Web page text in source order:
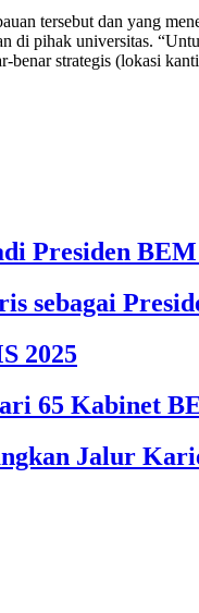
tersebut dan yang
di pihak universitas.
benar strategis (lokasi
Presiden
sebagai
2025
65 Kabinet
Jalur